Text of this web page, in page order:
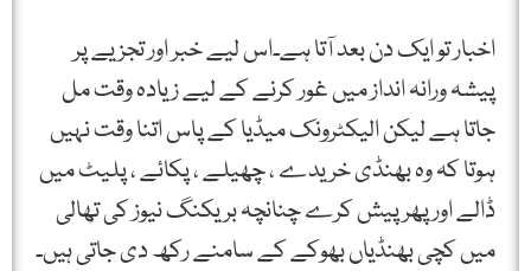
اخبار تو ایک دن بعد آتا ہے۔اس لیے خبر اور تجزیے پر
پیشہ ورانہ انداز میں غور کرنے کے لیے زیادہ وقت مل
جاتا ہے لیکن الیکٹرونک میڈیا کے پاس اتنا وقت نہیں
ہوتا کہ وہ بھنڈی خریدے ، چھیلے ، پکائے ، پلیٹ میں
ڈالے اور پھر پیش کرے چنانچہ بریکنگ نیوز کی تھالی
میں کچی بھنڈیاں بھوکے کے سامنے رکھ دی جاتی ہیں۔